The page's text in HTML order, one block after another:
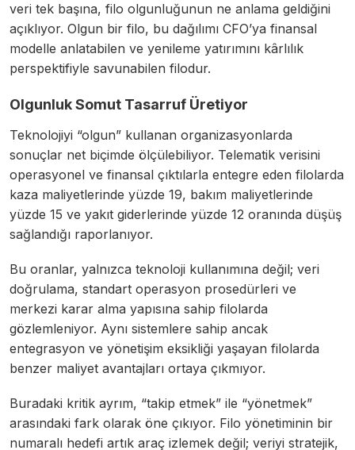
veri tek başına, filo olgunluğunun ne anlama geldiğini
açıklıyor. Olgun bir filo, bu dağılımı CFO’ya finansal
modelle anlatabilen ve yenileme yatırımını kârlılık
perspektifiyle savunabilen filodur.
Olgunluk Somut Tasarruf Üretiyor
Teknolojiyi “olgun” kullanan organizasyonlarda
sonuçlar net biçimde ölçülebiliyor. Telematik verisini
operasyonel ve finansal çıktılarla entegre eden filolarda
kaza maliyetlerinde yüzde 19, bakım maliyetlerinde
yüzde 15 ve yakıt giderlerinde yüzde 12 oranında düşüş
sağlandığı raporlanıyor.
Bu oranlar, yalnızca teknoloji kullanımına değil; veri
doğrulama, standart operasyon prosedürleri ve
merkezi karar alma yapısına sahip filolarda
gözlemleniyor. Aynı sistemlere sahip ancak
entegrasyon ve yönetişim eksikliği yaşayan filolarda
benzer maliyet avantajları ortaya çıkmıyor.
Buradaki kritik ayrım, “takip etmek” ile “yönetmek”
arasındaki fark olarak öne çıkıyor. Filo yönetiminin bir
numaralı hedefi artık araç izlemek değil; veriyi stratejik,